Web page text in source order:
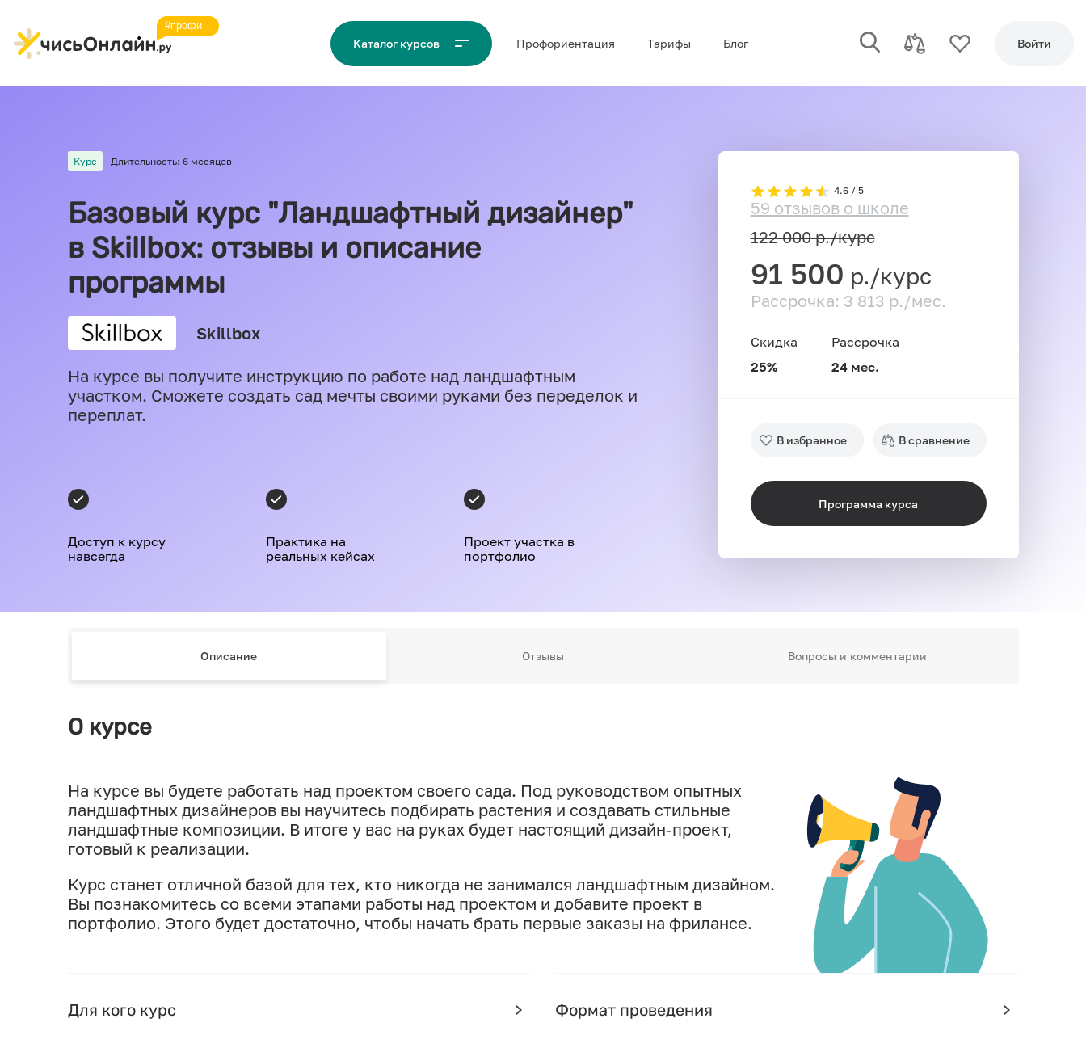
Каталог курсов Проф‌ориентация Тарифы Блог Войти
Курс Длительность: 6 месяцев
Базовый курс "Ландшафтный дизайнер"
в Skillbox: отзывы и описание
программы
Skillbox
На курсе вы получите инструкцию по работе над ландшафтным
участком. Сможете создать сад мечты своими руками без переделок и
переплат.
Доступ к курсу
навсегда
Практика на
реальных кейсах
Проект участка в
портфолио
4.6 / 5
59 отзывов о школе
122 000р./курс
91 500 р./курс
Рассрочка: 3 813 р./мес.
Скидка
25%
Рассрочка
24 мес.
В избранное В сравнение
Программа курса
Описание Отзывы Вопросы и комментарии
О курсе
На курсе вы будете работать над проектом своего сада. Под руководством опытных
ландшафтных дизайнеров вы научитесь подбирать растения и создавать стильные
ландшафтные композиции. В итоге у вас на руках будет настоящий дизайн-проект,
готовый к реализации.
Курс станет отличной базой для тех, кто никогда не занимался ландшафтным дизайном.
Вы познакомитесь со всеми этапами работы над проектом и добавите проект в
портфолио. Этого будет достаточно, чтобы начать брать первые заказы на фрилансе.
Для кого курс Формат проведения